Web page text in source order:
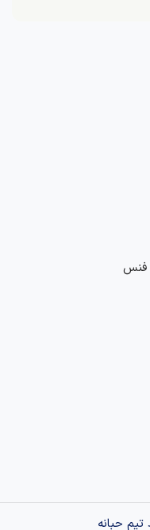
فنس
حبانه